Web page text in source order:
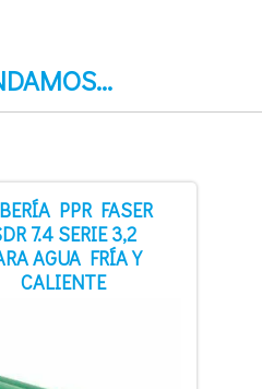
PPR FASER
7.4 SERIE 3,2
AGUA FRÍA Y
CALIENTE